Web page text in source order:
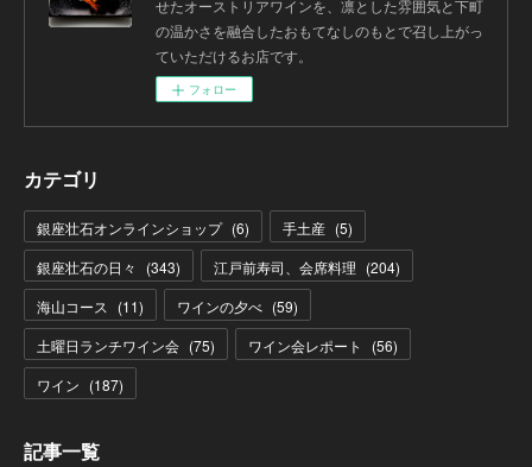
せたオーストリアワインを、凛とした雰囲気と下町
の温かさを融合したおもてなしのもとで召し上がっ
ていただけるお店です。
フォロー
カテゴリ
銀座壮石オンラインショップ (6) 手土産 (5)
銀座壮石の日々
(343) 江戸前寿司、会席料理 (204)
海山コース
(11) ワインの夕べ (59)
土曜日ランチワイン会 (75) ワイン会レポート (56)
ワイン (187)
記事一覧